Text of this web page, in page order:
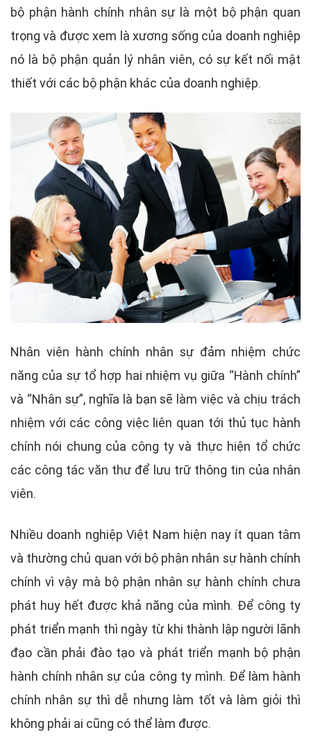
bộ phận hành chính nhân sự là một bộ phận quan
trọng và được xem là xương sống của doanh nghiệp
nó là bộ phận quản lý nhân viên, có sự kết nối mật
thiết với các bộ phận khác của doanh nghiệp.
Nhân viên hành chính nhân sự đảm nhiệm chức
năng của sự tổ hợp hai nhiệm vụ giữa “Hành chính”
và “Nhân sự”, nghĩa là bạn sẽ làm việc và chịu trách
nhiệm với các công việc liên quan tới thủ tục hành
chính nói chung của công ty và thực hiện tổ chức
các công tác văn thư để lưu trữ thông tin của nhân
viên.
Nhiều doanh nghiệp Việt Nam hiện nay ít quan tâm
và thường chủ quan với bộ phận nhân sự hành chính
chính vì vậy mà bộ phận nhân sự hành chính chưa
phát huy hết được khả năng của mình. Để công ty
phát triển mạnh thì ngày từ khi thành lập người lãnh
đạo cần phải đào tạo và phát triển mạnh bộ phận
hành chính nhân sự của công ty mình. Để làm hành
chính nhân sự thì dễ nhưng làm tốt và làm giỏi thì
không phải ai cũng có thể làm được.